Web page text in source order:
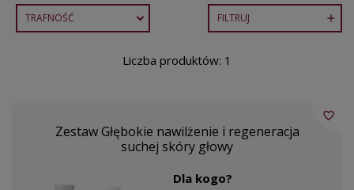
TRAFNOŚĆ FILTRUJ 
Liczba produktów: 1
Zestaw Głębokie nawilżenie i regeneracja
suchej skóry głowy
Dla kogo?
favorite_border